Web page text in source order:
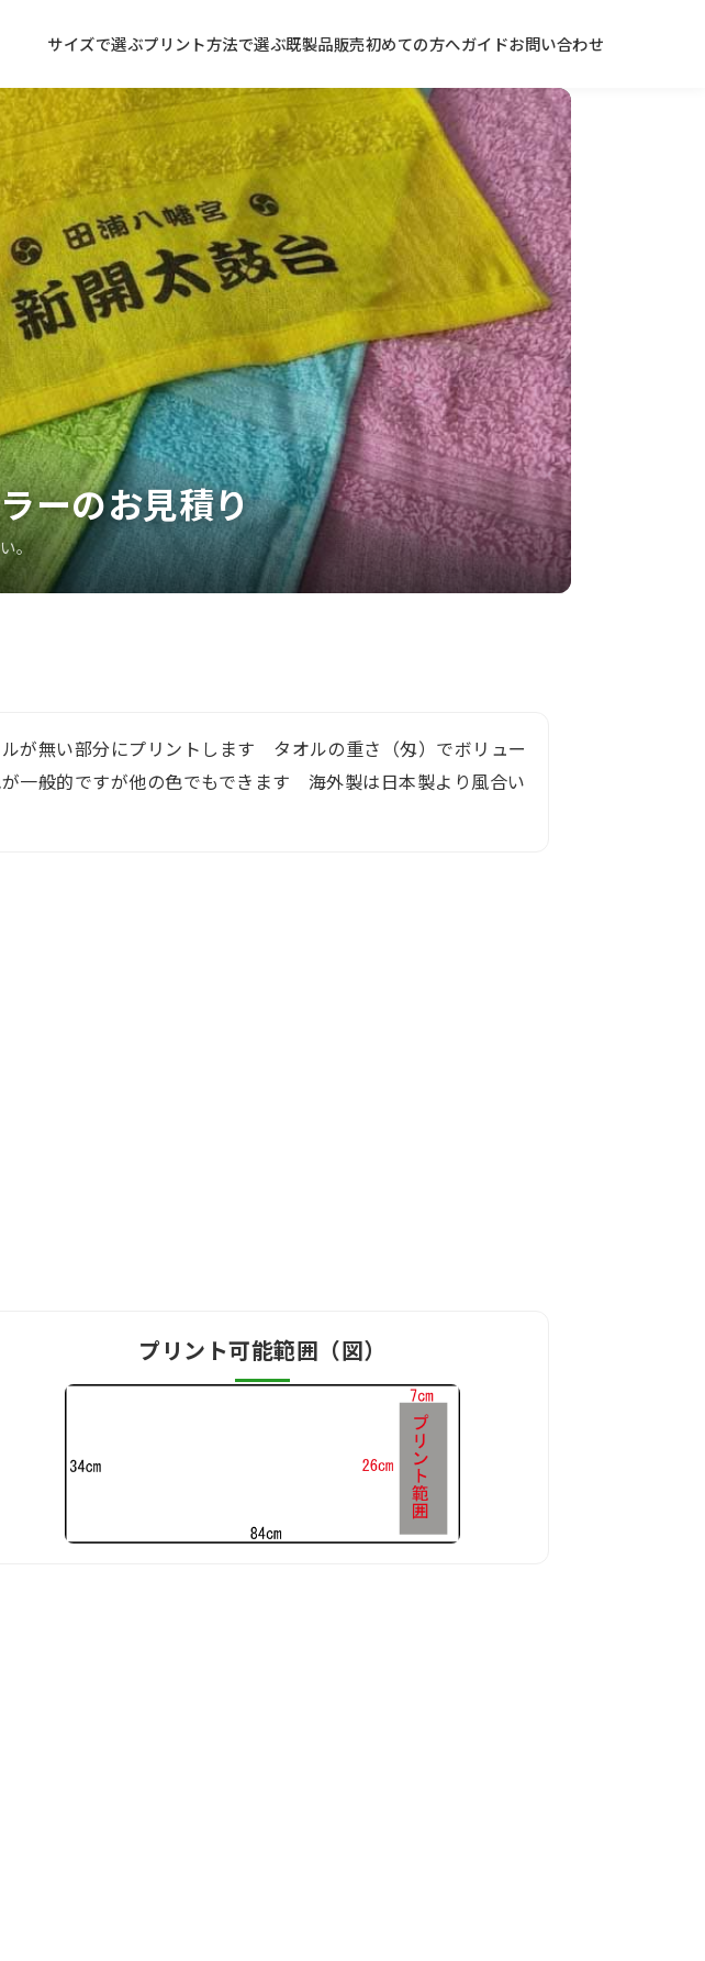
サイズで選ぶプリント方法で選ぶ既製品販売初めての方へガイドお問い合わせ
ーのお見積り
。
が無い部分にプリントします タオルの重さ（匁）でボリュー
一般的ですが他の色でもできます 海外製は日本製より風合い
プリント可能範囲（図）